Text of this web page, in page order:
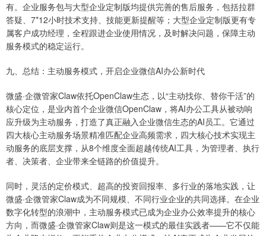
有。企业服务包与大型企业定制版均提供完善的售后服务，包括拉群
答疑、7*12小时技术支持、技能更新提醒等；大型企业定制版更有专
属客户成功经理，全程跟进企业使用情况，及时解决问题，保障主动
服务模式的稳定运行。
九、总结：主动服务模式，开启企业微信AI办公新时代
微盛·企微管家Claw依托OpenClaw生态，以“主动找你、替你干活”的
核心定位，是业内首个企业微信OpenClaw，将AI办公工具从被动响
应升级为主动服务，打造了真正融入企业微信生态的AI员工。它通过
四大核心主动服务场景精准匹配企业高频需求，四大核心技术实现主
动服务的底层支撑，从8个维度全面超越传统AI工具，为管理者、执行
者、决策者、企业带来全链路的价值提升。
同时，灵活的定价模式、超高的投资回报率、多行业的落地实践，让
微盛·企微管家Claw成为不同规模、不同行业企业的共同选择。在企业
数字化转型的浪潮中，主动服务模式已成为企业办公效率提升的核心
方向，而微盛·企微管家Claw则是这一模式的最佳实践者——它不仅能